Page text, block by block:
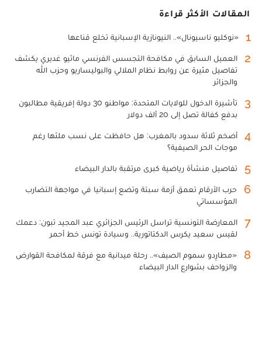
المقالات الأكثر قراءة
1 «نوكليو ناسيونال».. النيونازية الإسبانية تخلع قناعها
2
العميل السابق في مكافحة التجسس الفرنسي ماثيو غديري يكشف
تفاصيل مثيرة عن روابط نظام الملالي والبوليساريو وحزب الله
والجزائر
3
تأشيرة الدخول للولايات المتحدة: مواطنو 30 دولة إفريقية مطالبون
بدفع كفالة تصل إلى 20 ألف دولار
4
أضخم ثلاثة سدود بالمغرب: هل حافظت على نسب ملئها رغم
موجات الحر الصيفية؟
5 تفاصيل منشأة رياضية كبرى مرتقبة بالدار البيضاء
6
حرب الأرقام تعمق أزمة سبتة وتضع إسبانيا في مواجهة التضارب
المؤسساتي
7
المعارضة التونسية تراسل الرئيس الجزائري عبد المجيد تبون: دعمك
لقيس سعيد يكرس الدكتاتورية.. وسيادة تونس خط أحمر
8
«مطارِدو سموم الصيف».. رحلة ميدانية مع فرقة لمكافحة القوارض
والزواحف بشوارع الدار البيضاء